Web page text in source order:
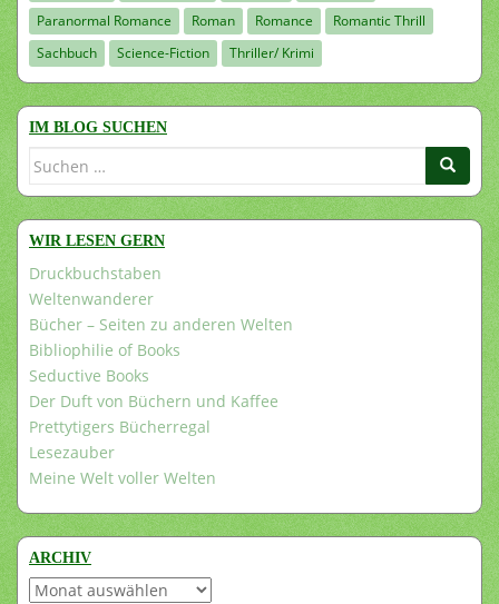
Paranormal Romance
Roman Romance
Romantic Thrill
Sachbuch
Science-Fiction Thriller/ Krimi
IM BLOG SUCHEN
Suchen
WIR LESEN GERN
Druckbuchstaben
Weltenwanderer
Bücher – Seiten zu anderen Welten
Bibliophilie of Books
Seductive Books
Der Duft von Büchern und Kaffee
Prettytigers Bücherregal
Lesezauber
Meine Welt voller Welten
ARCHIV
Archiv